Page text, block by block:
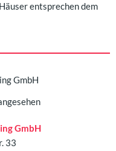
entsprechen dem
GmbH
33